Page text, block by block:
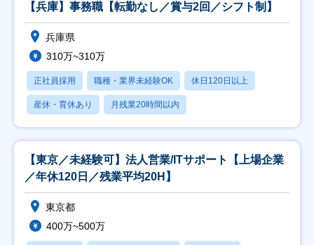
【兵庫】事務職【転勤なし／賞与2回／シフト制】
兵庫県
310万~310万
正社員採用 職種・業界未経験OK 休日120日以上
産休・育休あり 月残業20時間以内
【東京／未経験可】法人営業/ITサポート【上場企業
／年休120日／残業平均20H】
東京都
400万~500万